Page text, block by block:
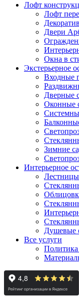
Лофт
Лофт
Двери
Окна в
Экстерьерное
Входные
Дверные
Оконные
Зимние
Интерьерное
Лестницы
Душевые
Все услуги
Политика